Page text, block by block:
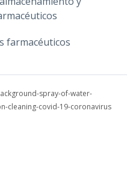
farmacéuticos